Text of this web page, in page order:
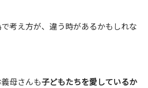
考え方が、違う時があるかもしれな
母さんも子どもたちを愛しているか